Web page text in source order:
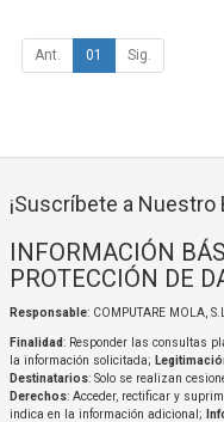
Ant. 01 Sig.
¡Suscríbete a Nuestro
INFORMACIÓN
PROTECCIÓN DE
Responsable: COMPUTARE MOLA,
Finalidad: Responder las consultas
la información solicitada;
Destinatarios: Solo se realizan
Derechos: Acceder, rectificar y
indica en la información adicional;